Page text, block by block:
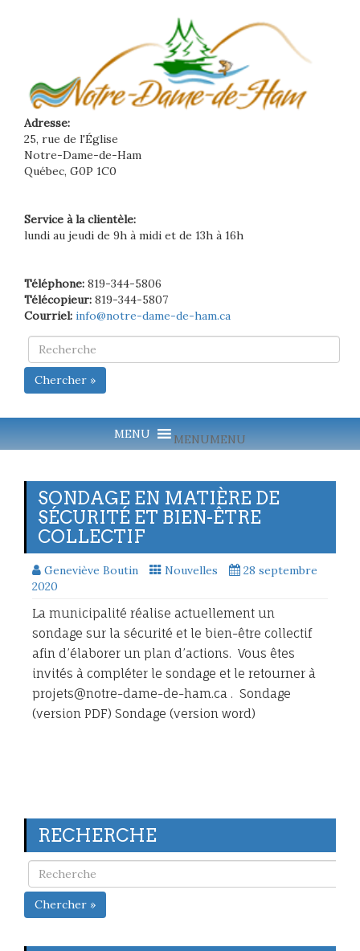
Adresse:
25, rue de l'Église
Notre-Dame-de-Ham
Québec, G0P 1C0
Service à la clientèle:
lundi au jeudi de 9h à midi et de 13h à 16h
Téléphone: 819-344-5806
Télécopieur: 819-344-5807
Courriel: info@notre-dame-de-ham.ca
Chercher »
MENUMENU
SONDAGE EN MATIÈRE DE
SÉCURITÉ ET BIEN-ÊTRE
COLLECTIF
Geneviève Boutin Nouvelles
28 septembre
2020
La municipalité réalise actuellement un
sondage sur la sécurité et le bien-être collectif
afin d’élaborer un plan d’actions. Vous êtes
invités à compléter le sondage et le retourner à
projets@notre-dame-de-ham.ca . Sondage
(version PDF) Sondage (version word)
RECHERCHE
Chercher »